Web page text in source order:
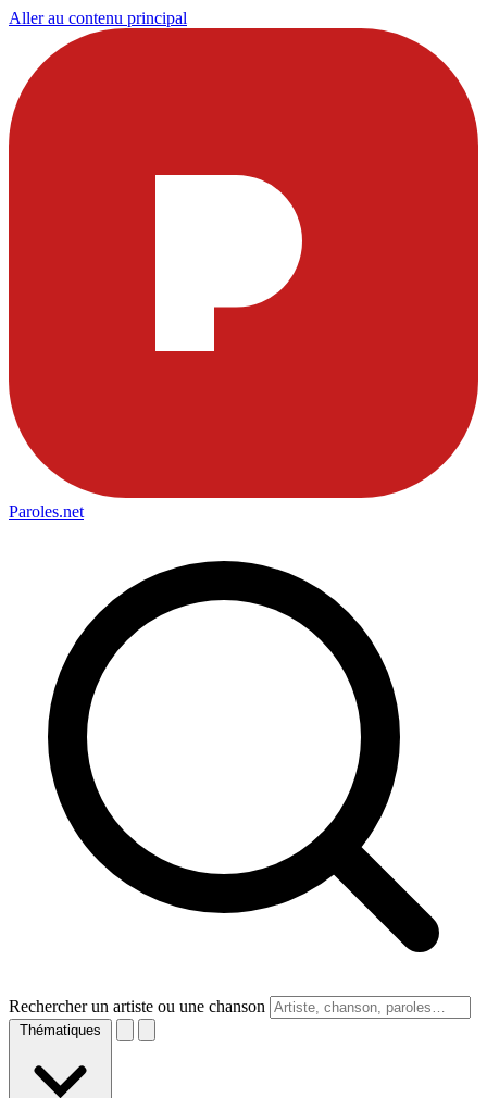
Aller au contenu principal
Paroles.net
Rechercher un artiste ou une chanson
Thématiques